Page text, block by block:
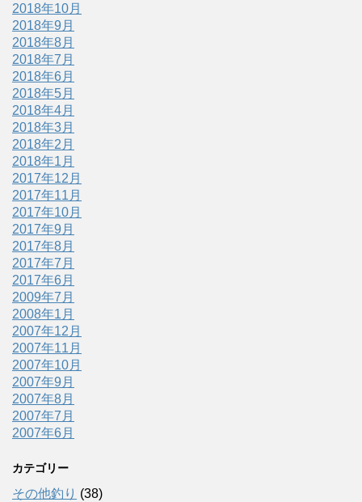
2018年10月
2018年9月
2018年8月
2018年7月
2018年6月
2018年5月
2018年4月
2018年3月
2018年2月
2018年1月
2017年12月
2017年11月
2017年10月
2017年9月
2017年8月
2017年7月
2017年6月
2009年7月
2008年1月
2007年12月
2007年11月
2007年10月
2007年9月
2007年8月
2007年7月
2007年6月
カテゴリー
その他釣り (38)